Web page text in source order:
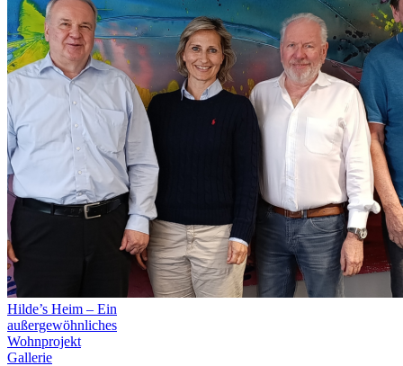
Hilde’s Heim – Ein
außergewöhnliches
Wohnprojekt
Gallerie